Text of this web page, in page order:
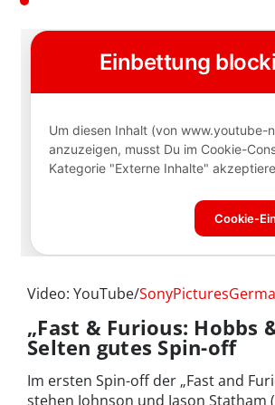
Video: YouTube/
„Fast & Furious: Hobbs
Selten gutes Spin-off
Im ersten Spin-off der „Fast and
stehen Johnson und Jason Statham